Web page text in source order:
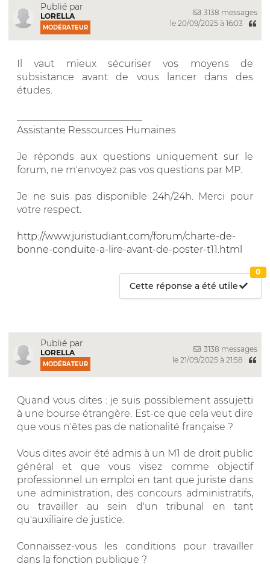
Publié par
LORELLA
MODÉRATEUR
3138 messages
le 20/09/2025 à 16:03
Il vaut mieux sécuriser vos moyens de
subsistance avant de vous lancer dans des
études.
Assistante Ressources Humaines
Je réponds aux questions uniquement sur le
forum, ne m'envoyez pas vos questions par MP.
Je ne suis pas disponible 24h/24h. Merci pour
votre respect.
http://www.juristudiant.com/forum/charte-de-
bonne-conduite-a-lire-avant-de-poster-t11.html
Cette réponse a été utile
0
Publié par
LORELLA
MODÉRATEUR
3138 messages
le 21/09/2025 à 21:58
Quand vous dites : je suis possiblement assujetti
à une bourse étrangère. Est-ce que cela veut dire
que vous n'êtes pas de nationalité française ?
Vous dites avoir été admis à un M1 de droit public
général et que vous visez comme objectif
professionnel un emploi en tant que juriste dans
une administration, des concours administratifs,
ou travailler au sein d'un tribunal en tant
qu'auxiliaire de justice.
Connaissez-vous les conditions pour travailler
dans la fonction publique ?